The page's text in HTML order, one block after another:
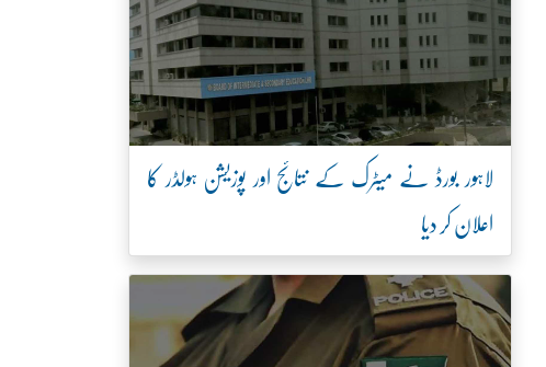
لاہور بورڈ نے میٹرک کے نتائج اور پوزیشن ہولڈر کا
اعلان کر دیا